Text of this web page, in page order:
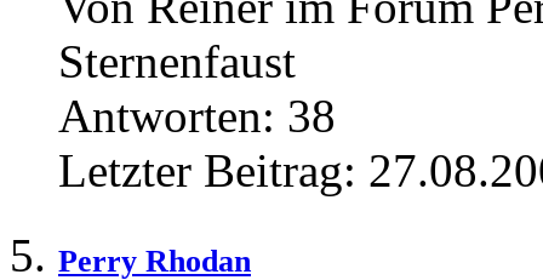
Sternenfaust
Antworten: 38
Letzter Beitrag:
Perry Rhodan